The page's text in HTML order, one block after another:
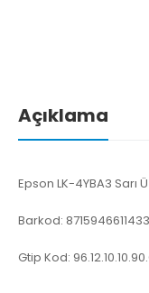
Açıklama
Epson LK-4YBA3
Barkod: 8715946611433
Gtip Kod: